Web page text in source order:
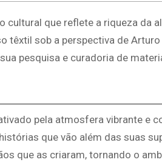
cultural que reflete a riqueza da
têxtil sob a perspectiva de Arturo
pesquisa e curadoria de
pela atmosfera vibrante e
que vão além das suas
que as criaram, tornando o